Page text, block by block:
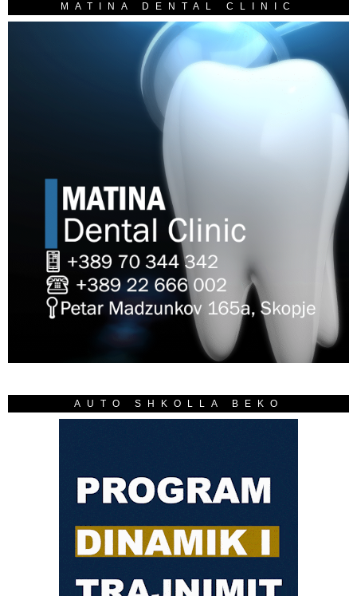
MATINA DENTAL CLINIC
AUTO SHKOLLA BEKO